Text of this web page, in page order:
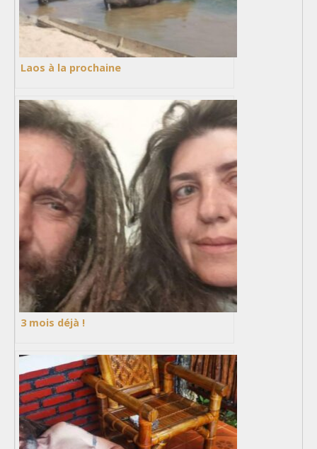
Laos à la prochaine
3 mois déjà !